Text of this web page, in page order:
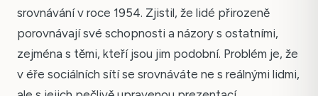
srovnávání v roce 1954. Zjistil, že lidé přirozeně
porovnávají své schopnosti a názory s ostatními,
zejména s těmi, kteří jsou jim podobní. Problém je, že
v éře sociálních sítí se srovnáváte ne s reálnými lidmi,